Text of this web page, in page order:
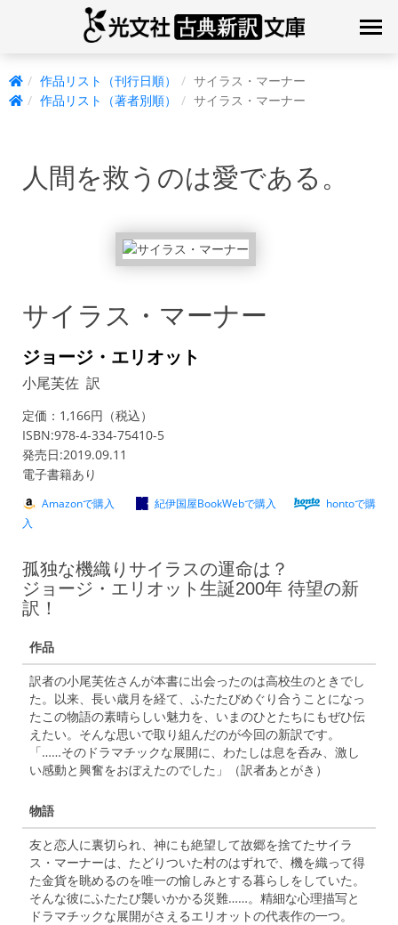
作品リスト（刊行日順）
サイラス・マーナー
作品リスト（著者別順）
サイラス・マーナー
人間を救うのは愛である。
サイラス・マーナー
ジョージ・エリオット
小尾芙佐 訳
定価：1,166円（税込）
ISBN:978-4-334-75410-5
発売日:2019.09.11
電子書籍あり
Amazonで購入 紀伊国屋BookWebで購入
hontoで購
入
孤独な機織りサイラスの運命は？
ジョージ・エリオット生誕200年 待望の新
訳！
作品
訳者の小尾芙佐さんが本書に出会ったのは高校生のときでし
た。以来、長い歳月を経て、ふたたびめぐり合うことになっ
たこの物語の素晴らしい魅力を、いまのひとたちにもぜひ伝
えたい。そんな思いで取り組んだのが今回の新訳です。
「……そのドラマチックな展開に、わたしは息を呑み、激し
い感動と興奮をおぼえたのでした」（訳者あとがき）
物語
友と恋人に裏切られ、神にも絶望して故郷を捨てたサイラ
ス・マーナーは、たどりついた村のはずれで、機を織って得
た金貨を眺めるのを唯一の愉しみとする暮らしをしていた。
そんな彼にふたたび襲いかかる災難……。精細な心理描写と
ドラマチックな展開がさえるエリオットの代表作の一つ。